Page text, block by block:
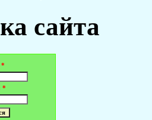
сайта
*
*